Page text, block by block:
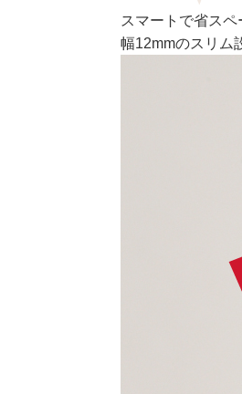
スマートで省スペ
幅12mmのスリム